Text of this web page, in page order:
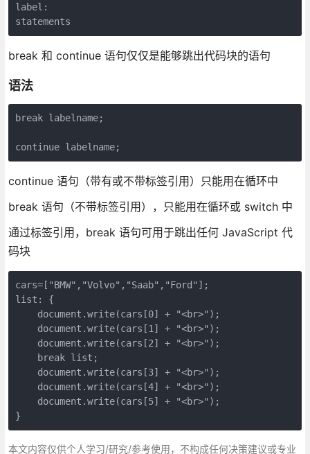
label:
break 和 continue 语句仅仅是能够跳出代码块的语句
语法
break labelname;
continue 语句（带有或不带标签引用）只能用在循环中
break 语句（不带标签引用），只能用在循环或 switch 中
通过标签引用，break 语句可用于跳出任何 JavaScript 代
码块
cars=["BMW","Volvo","Saab","Ford"];
list: {
    document.write(cars[0] + "<br>");
    document.write(cars[1] + "<br>");
    document.write(cars[2] + "<br>");
    break list;
    document.write(cars[3] + "<br>");
    document.write(cars[4] + "<br>");
    document.write(cars[5] + "<br>");
}
本文内容仅供个人学习/研究/参考使用，不构成任何决策建议或专业